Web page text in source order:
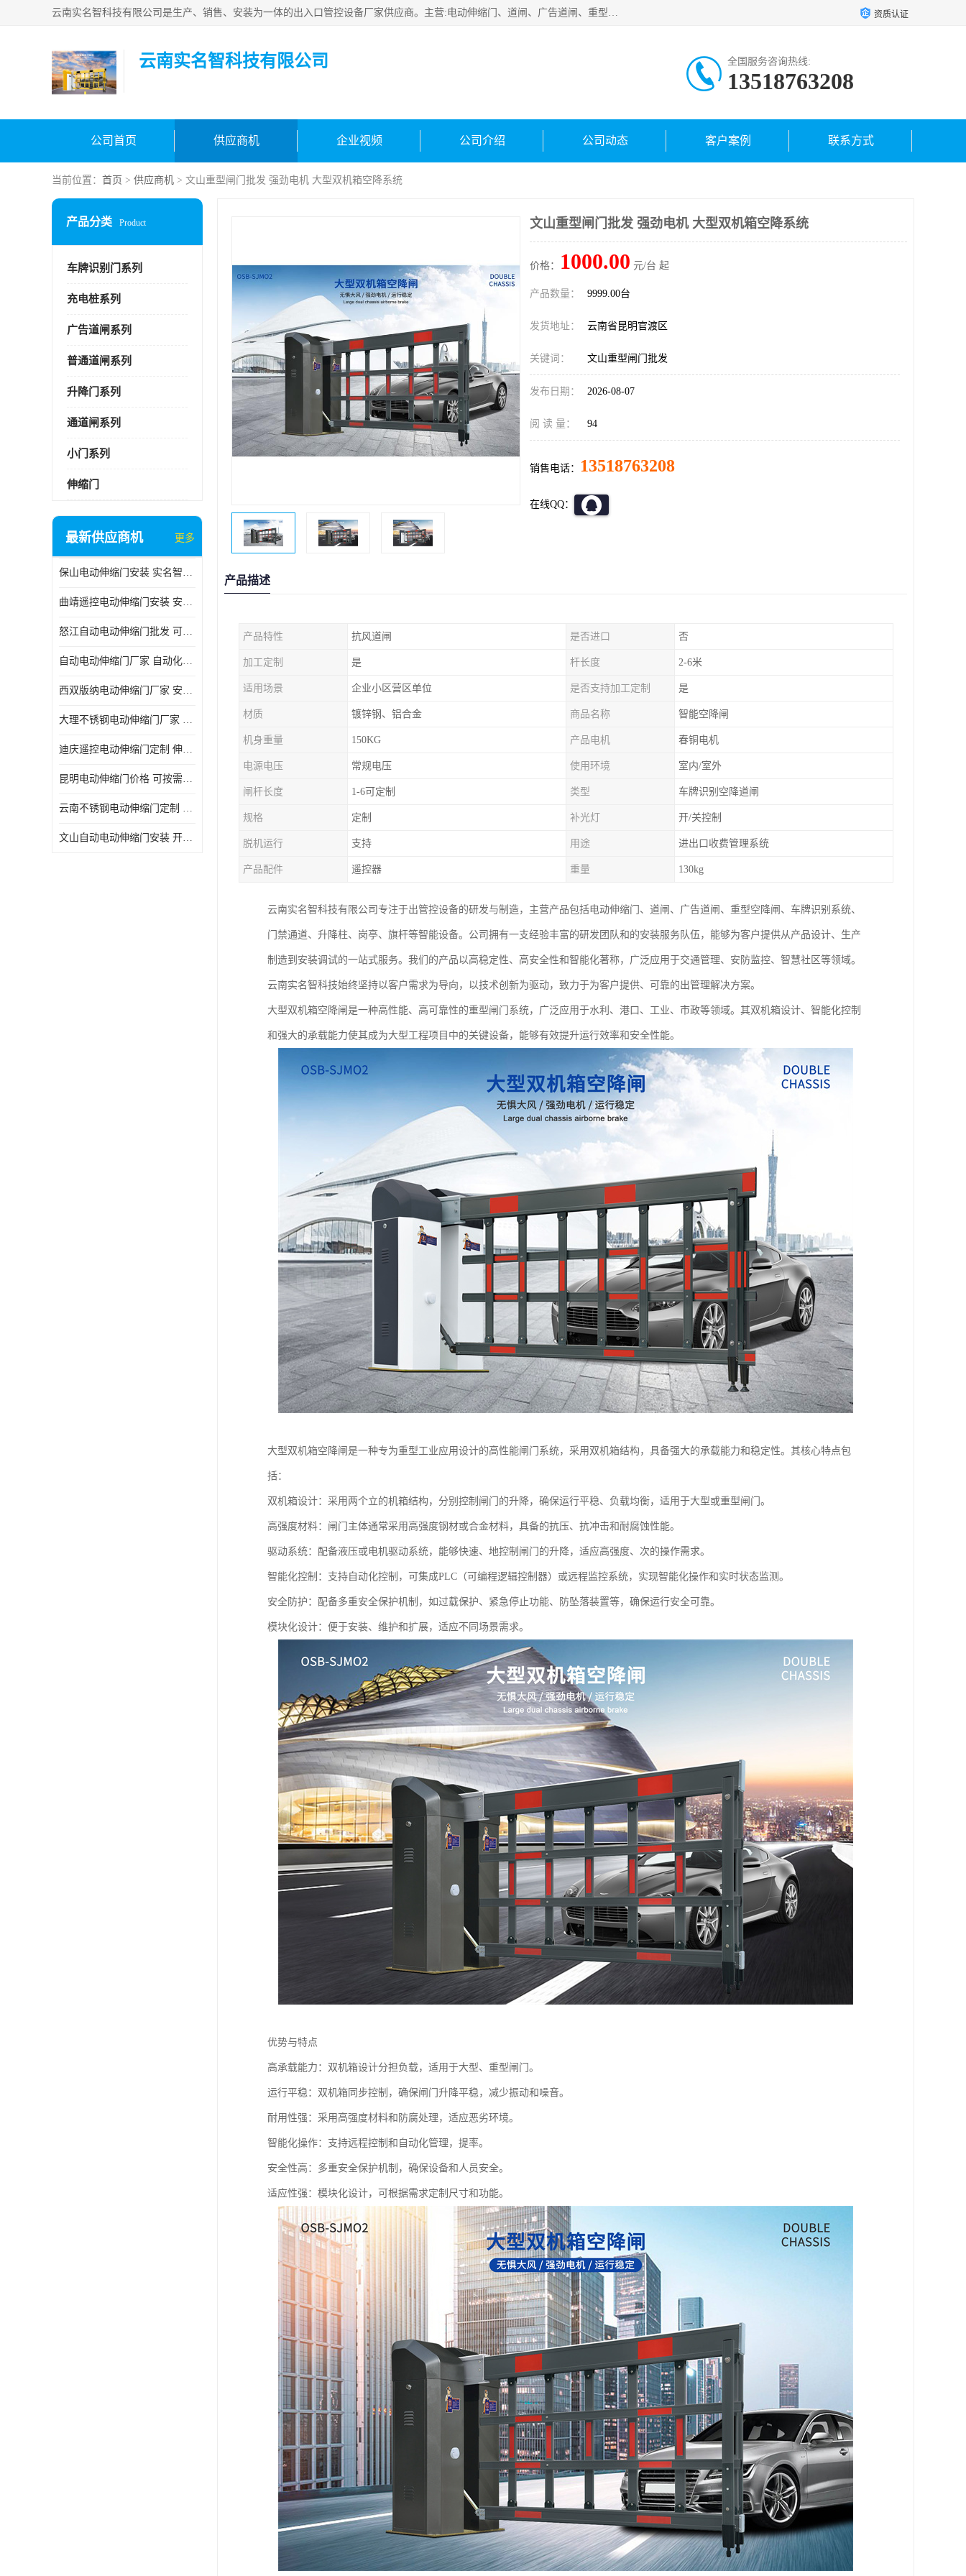
云南实名智科技有限公司是生产、销售、安装为一体的出入口管控设备厂家供应商。主营:电动伸缩门、道闸、广告道闸、重型空降闸、车牌识别、门禁通道、升降柱、岗亭、旗杆等智能设备。主营产品: 电动伸缩门,道闸门禁,车牌识别 生产、销售、安装为一体的出入口管控设备厂家源头供应商。 资质认证
云南实名智科技有限公司 全国服务咨询热线:
13518763208
公司首页 供应商机 企业视频 公司介绍 公司动态 客户案例 联系方式
当前位置： 首页 > 供应商机 > 文山重型闸门批发 强劲电机 大型双机箱空降系统
产品分类 Product
车牌识别门系列
充电桩系列
广告道闸系列
普通道闸系列
升降门系列
通道闸系列
小门系列
伸缩门
最新供应商机 更多
保山电动伸缩门安装 实名智科技 安全性高
曲靖遥控电动伸缩门安装 安全性高
怒江自动电动伸缩门批发 可按需定制
自动电动伸缩门厂家 自动化操作
西双版纳电动伸缩门厂家 安全性高
大理不锈钢电动伸缩门厂家 适合狭窄通道
迪庆遥控电动伸缩门定制 伸缩结构设计
昆明电动伸缩门价格 可按需定制
云南不锈钢电动伸缩门定制 自动化操作
文山自动电动伸缩门安装 开启后占用空间小
文山重型闸门批发 强劲电机 大型双机箱空降系统
价格： 1000.00 元/台 起
产品数量： 9999.00台
发货地址： 云南省昆明官渡区
关键词： 文山重型闸门批发
发布日期： 2026-08-07
阅 读 量： 94
销售电话： 13518763208
在线QQ：
产品描述
产品特性 抗风道闸 是否进口 否
加工定制 是 杆长度 2-6米
适用场景 企业小区营区单位 是否支持加工定制 是
材质 镀锌钢、铝合金 商品名称 智能空降闸
机身重量 150KG 产品电机 春铜电机
电源电压 常规电压 使用环境 室内/室外
闸杆长度 1-6可定制 类型 车牌识别空降道闸
规格 定制 补光灯 开/关控制
脱机运行 支持 用途 进出口收费管理系统
产品配件 遥控器 重量 130kg
云南实名智科技有限公司专注于出管控设备的研发与制造，主营产品包括电动伸缩门、道闸、广告道闸、重型空降闸、车牌识别系统、
门禁通道、升降柱、岗亭、旗杆等智能设备。公司拥有一支经验丰富的研发团队和的安装服务队伍，能够为客户提供从产品设计、生产
制造到安装调试的一站式服务。我们的产品以高稳定性、高安全性和智能化著称，广泛应用于交通管理、安防监控、智慧社区等领域。
云南实名智科技始终坚持以客户需求为导向，以技术创新为驱动，致力于为客户提供、可靠的出管理解决方案。
大型双机箱空降闸是一种高性能、高可靠性的重型闸门系统，广泛应用于水利、港口、工业、市政等领域。其双机箱设计、智能化控制
和强大的承载能力使其成为大型工程项目中的关键设备，能够有效提升运行效率和安全性能。
大型双机箱空降闸是一种专为重型工业应用设计的高性能闸门系统，采用双机箱结构，具备强大的承载能力和稳定性。其核心特点包
括：
双机箱设计：采用两个立的机箱结构，分别控制闸门的升降，确保运行平稳、负载均衡，适用于大型或重型闸门。
高强度材料：闸门主体通常采用高强度钢材或合金材料，具备的抗压、抗冲击和耐腐蚀性能。
驱动系统：配备液压或电机驱动系统，能够快速、地控制闸门的升降，适应高强度、次的操作需求。
智能化控制：支持自动化控制，可集成PLC（可编程逻辑控制器）或远程监控系统，实现智能化操作和实时状态监测。
安全防护：配备多重安全保护机制，如过载保护、紧急停止功能、防坠落装置等，确保运行安全可靠。
模块化设计：便于安装、维护和扩展，适应不同场景需求。
优势与特点
高承载能力：双机箱设计分担负载，适用于大型、重型闸门。
运行平稳：双机箱同步控制，确保闸门升降平稳，减少振动和噪音。
耐用性强：采用高强度材料和防腐处理，适应恶劣环境。
智能化操作：支持远程控制和自动化管理，提率。
安全性高：多重安全保护机制，确保设备和人员安全。
适应性强：模块化设计，可根据需求定制尺寸和功能。